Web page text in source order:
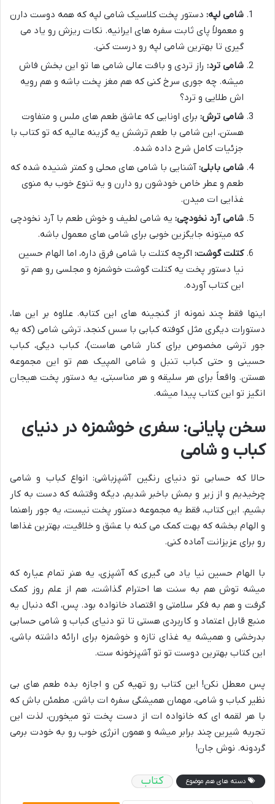
شامی لپه: دستور پخت کلاسیک شامی لپه که همه دوست دارن
و معمولاً پای ثابت سفره های ایرانیه. نکات ریزش رو یاد می
گیری تا بهترین شامی لپه رو درست کنی.
شامی ترد: راز تردی و بافت عالی شامی ها تو این بخش فاش
میشه. چه جوری سرخ کنی که هم مغز پخت باشه و هم رویه
اش طلایی و ترد؟
شامی ترش: برای اونایی که عاشق طعم های ملس و متفاوت
هستن، این شامی با طعم ترشش یه گزینه عالیه که تو کتاب با
جزئیات کامل شرح داده شده.
شامی بابلی: آشنایی با شامی های محلی و کمتر شنیده شده که
طعم و عطر خاص خودشون رو دارن و یه تنوع خوب به منوی
غذایی ات میدن.
شامی آرد نخودچی: یه شامی لطیف و خوش طعم با آرد نخودچی
که میتونه جایگزین خوبی برای شامی های معمول باشه.
کتلت گوشت: اگرچه کتلت با شامی فرق داره، اما الهام حسین
نیا دستور پخت یه کتلت گوشت خوشمزه و مجلسی رو هم تو
این کتاب آورده.
اینها فقط چند نمونه از گنجینه های این کتابه. علاوه بر این ها،
دستورات دیگری مثل کوفته کبابی با سس کنجد، ترشی شامی (که یه
جور ترشی مخصوص برای کنار شامی هاست)، کباب دیگی، کباب
حسینی و حتی کباب تنبل و شامی المپیک هم تو این مجموعه
هستن. واقعاً برای هر سلیقه و هر مناسبتی، یه دستور پخت هیجان
انگیز تو این کتاب پیدا میشه.
سخن پایانی: سفری خوشمزه در دنیای
کباب و شامی
حالا که حسابی تو دنیای رنگین آشپزباشی: انواع کباب و شامى
چرخیدیم و از زیر و بمش باخبر شدیم، دیگه وقتشه که دست به کار
بشیم. این کتاب، فقط یه مجموعه دستور پخت نیست، یه جور راهنما
و الهام بخشه که بهت کمک می کنه با عشق و خلاقیت، بهترین غذاها
رو برای عزیزانت آماده کنی.
با الهام حسین نیا یاد می گیری که آشپزی، یه هنر تمام عیاره که
میشه توش هم به سنت ها احترام گذاشت، هم از علم روز کمک
گرفت و هم به فکر سلامتی و اقتصاد خانواده بود. پس، اگه دنبال یه
منبع قابل اعتماد و کاربردی هستی تا تو دنیای کباب و شامی حسابی
بدرخشی و همیشه یه غذای تازه و خوشمزه برای ارائه داشته باشی،
این کتاب بهترین دوست تو تو آشپزخونه ست.
پس معطل نکن! این کتاب رو تهیه کن و اجازه بده طعم های بی
نظیر کباب و شامی، مهمان همیشگی سفره ات باشن. مطمئن باش که
با هر لقمه ای که خانواده ات از دست پخت تو میخورن، لذت این
تجربه شیرین چند برابر میشه و همون انرژی خوب رو به خودت برمی
گردونه. نوش جان!
دسته های هم موضوع کتاب